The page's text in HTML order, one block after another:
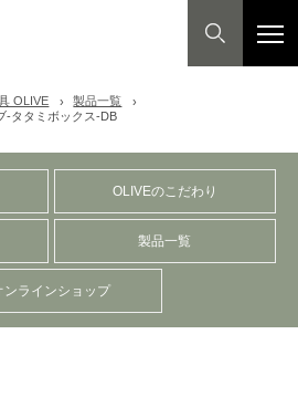
OLIVE
製品一覧
タタミボックス-DB
OLIVEのこだわり
製品一覧
ンラインショップ